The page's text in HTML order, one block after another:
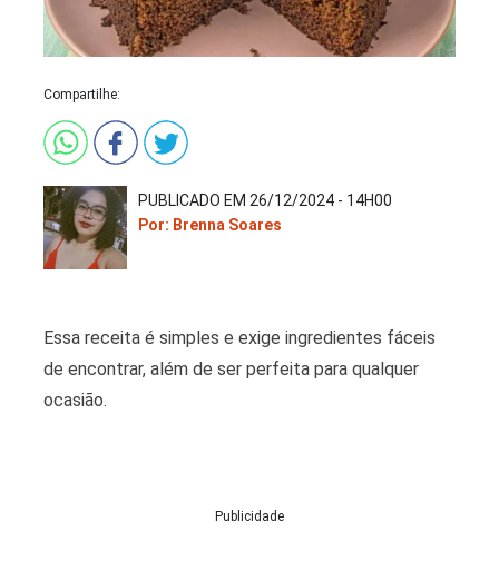
Compartilhe:
PUBLICADO EM 26/12/2024 - 14H00
Por: Brenna Soares
Essa receita é simples e exige ingredientes fáceis
de encontrar, além de ser perfeita para qualquer
ocasião.
Publicidade